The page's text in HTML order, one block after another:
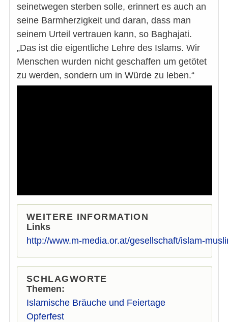
seinetwegen sterben solle, erinnert es auch an
seine Barmherzigkeit und daran, dass man
seinem Urteil vertrauen kann, so Baghajati.
„Das ist die eigentliche Lehre des Islams. Wir
Menschen wurden nicht geschaffen um getötet
zu werden, sondern um in Würde zu leben.“
WEITERE INFORMATION
Links
http://www.m-media.or.at/gesellschaft/islam-
SCHLAGWORTE
Themen
Islamische Bräuche und Feiertage
Opferfest